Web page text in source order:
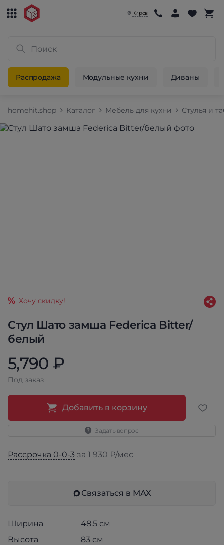
Киров
Распродажа Модульные кухни Диваны
homehit.shop Каталог Мебель для кухни Стулья и
Стул Шато замша Federica Bitter/
белый
Хочу скидку!
5,790 ₽
Под заказ
Добавить в корзину
Задать вопрос
Рассрочка 0-0-3 за 1 930 ₽/мес
Связаться в МАХ
Ширина
48.5 см
Высота
83 см